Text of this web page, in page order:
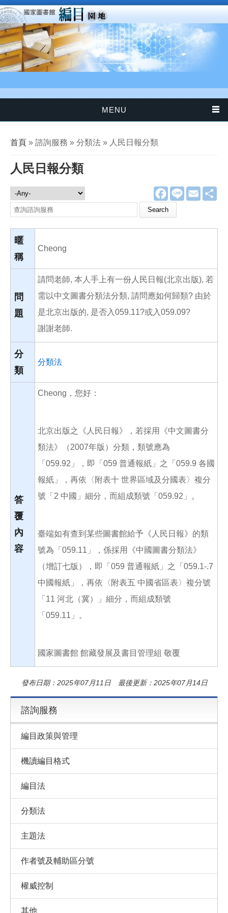
移至主內容
MENU
您在這裡
首頁 » 諮詢服務 » 分類法 » 人民日報分類
人民日報分類
F
a
e
o
L
E
m
諮詢服務
Search this site
暱
稱
Cheong
問
題
請問老師, 本人手上有一份人民日報(北京出版), 若
需以中文圖書分類法分類, 請問應如何歸類? 由於
是北京出版的, 是否入059.11?或入059.09?
謝謝老師.
分
類
分類法
答
覆
內
容
Cheong，您好：
北京出版之《人民日報》，若採用《中文圖書分
類法》（2007年版）分類，類號應為
「059.92」，即「059 普通報紙」之「059.9 各國
報紙」，再依〈附表十 世界區域及分國表〉複分
號「2 中國」細分，而組成類號「059.92」。
臺端如有查到某些圖書館給予《人民日報》的類
號為「059.11」，係採用《中國圖書分類法》
（增訂七版），即「059 普通報紙」之「059.1-.7
中國報紙」，再依〈附表五 中國省區表〉複分號
「11 河北（冀）」細分，而組成類號
「059.11」。
國家圖書館 館藏發展及書目管理組 敬覆
發布日期：2025年07月11日 最後更新：2025年07月14日
諮詢服務
編目政策與管理
機讀編目格式
編目法
分類法
主題法
作者號及輔助區分號
權威控制
其他